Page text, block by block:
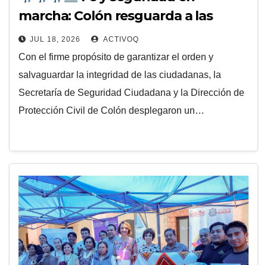
marcha: Colón resguarda a las
peregrinas rumbo al Tepeyac
JUL 18, 2026 ACTIVOQ
Con el firme propósito de garantizar el orden y
salvaguardar la integridad de las ciudadanas, la
Secretaría de Seguridad Ciudadana y la Dirección de
Protección Civil de Colón desplegaron un…